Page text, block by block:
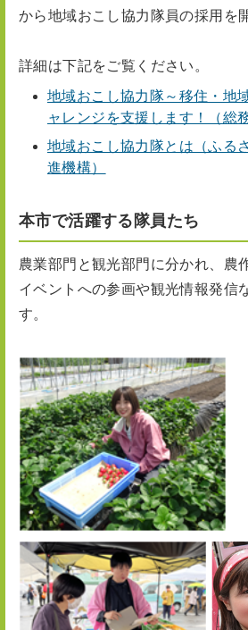
から地域おこし協力隊員の採用を
詳細は下記をご覧ください。
地域おこし協力隊～移住・地
ャレンジを支援します！（総
地域おこし協力隊とは（ふる
進機構）
本市で活躍する隊員たち
農業部門と観光部門に分かれ、農
イベントへの参画や観光情報発信
す。